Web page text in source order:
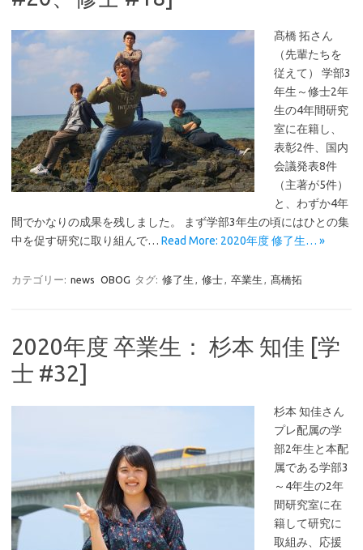
髙橋 拓さん
（先輩たちを
従えて） 学部3
年生～修士2年
生の4年間研究
室に在籍し、
表彰2件、国内
会議発表8件
（主著が5件）
と、わずか4年
間でかなりの成果を残しました。 まず学部3年生の頃にはひとの集
中を促す研究に取り組んで… Read More: 2020年度 修了生… »
カテゴリー: news OBOG タグ: 修了生 , 修士, 卒業生 , 髙橋拓
2020年度 卒業生： 杉本 知佳 [学
士 #32]
杉本 知佳さん
プレ配属の学
部2年生と本配
属である学部3
～4年生の2年
間研究室に在
籍して研究に
取組み、応援